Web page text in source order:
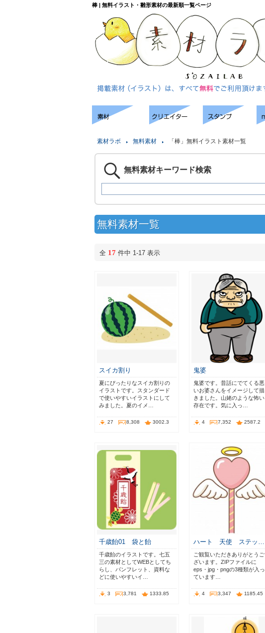
棒 | 無料イラスト・雛形素材の最新順一覧ページ
素材ラボ 無料素材 「棒」無料イラスト素材一覧
無料素材キーワード検索
無料素材一覧
全 17 件中 1-17 表示
スイカ割り
夏にぴったりなスイカ割りの
イラストです。スタンダード
で使いやすいイラストにして
みました。夏のイメ…
27 8,308 3002.3
鬼婆
鬼婆です。昔話にでてくる悪
いお婆さんをイメージして描
きました。山姥のような怖い
存在です。気に入っ…
4 7,352 2587.2
千歳飴01 袋と飴
千歳飴のイラストです。七五
三の素材としてWEBとしてち
らし、パンフレット、資料な
どに使いやすいイ…
3 3,781 1333.85
ハート 天使 ステッ…
ご観覧いただきありがとうご
ざいます。ZIPファイルに
eps・jpg・pngの3種類が入っ
ています…
4 3,347 1185.45